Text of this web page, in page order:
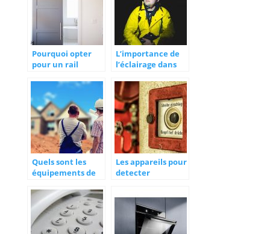
Pourquoi opter
pour un rail
L’importance de
l’éclairage dans
Quels sont les
équipements de
obligatoirement
pour faire de la
menuiserie ?
Les appareils pour
detecter